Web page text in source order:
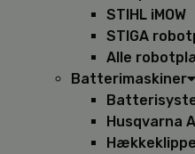
STIHL iMOW
STIGA
Alle
Batterimaskiner
Husqvarna